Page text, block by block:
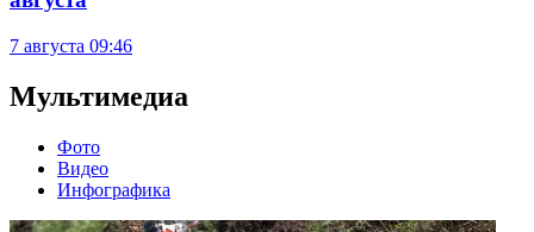
7 августа 09:46
Мультимедиа
Фото
Видео
Инфографика